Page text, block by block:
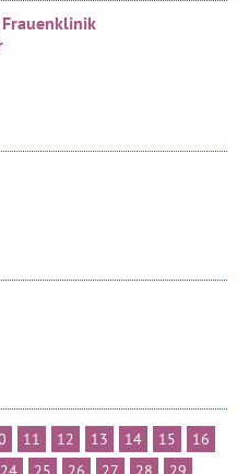
11 12 13 14 15
16